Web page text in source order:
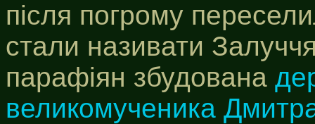
після погрому
стали називати
парафіян збудована
великомученика